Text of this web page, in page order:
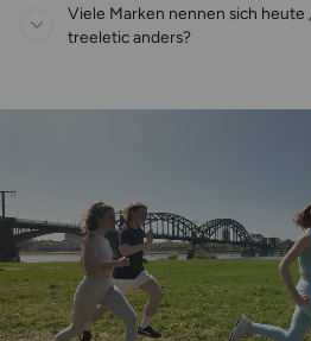
Viele Marken nennen sich heute
treeletic anders?